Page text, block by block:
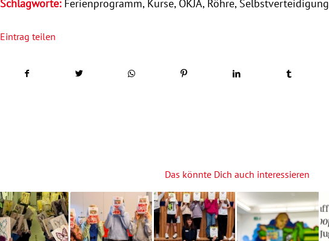
Schlagworte: Ferienprogramm, Kurse, OKJA, Röhre, Selbstverteidigung
Eintrag teilen
Das könnte Dich auch interessieren